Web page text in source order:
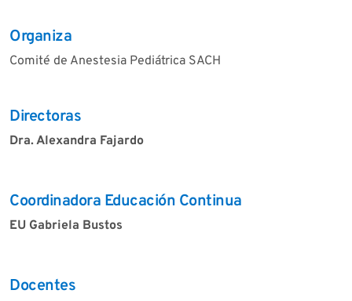
Organiza
Comité de Anestesia Pediátrica SACH
Directoras
Dra. Alexandra Fajardo
Coordinadora Educación Continua
EU Gabriela Bustos
Docentes